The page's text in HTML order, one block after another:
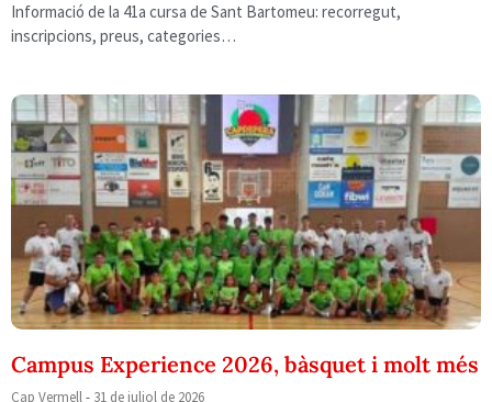
Informació de la 41a cursa de Sant Bartomeu: recorregut,
inscripcions, preus, categories…
Campus Experience 2026, bàsquet i molt més
Cap Vermell 31 de juliol de 2026